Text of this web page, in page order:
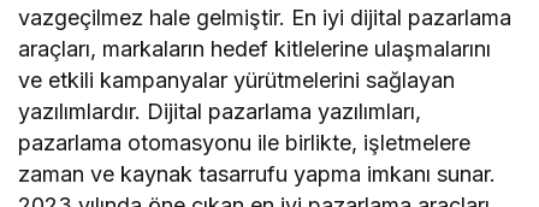
vazgeçilmez hale gelmiştir. En iyi dijital pazarlama
araçları, markaların hedef kitlelerine ulaşmalarını
ve etkili kampanyalar yürütmelerini sağlayan
yazılımlardır. Dijital pazarlama yazılımları,
pazarlama otomasyonu ile birlikte, işletmelere
zaman ve kaynak tasarrufu yapma imkanı sunar.